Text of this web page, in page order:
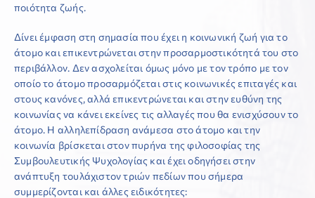
ποιότητα ζωής.
Δίνει έμφαση στη σημασία που έχει η κοινωνική ζωή για το
άτομο και επικεντρώνεται στην προσαρμοστικότητά του στο
περιβάλλον. Δεν ασχολείται όμως μόνο με τον τρόπο με τον
οποίο το άτομο προσαρμόζεται στις κοινωνικές επιταγές και
στους κανόνες, αλλά επικεντρώνεται και στην ευθύνη της
κοινωνίας να κάνει εκείνες τις αλλαγές που θα ενισχύσουν το
άτομο. Η αλληλεπίδραση ανάμεσα στο άτομο και την
κοινωνία βρίσκεται στον πυρήνα της φιλοσοφίας της
Συμβουλευτικής Ψυχολογίας και έχει οδηγήσει στην
ανάπτυξη τουλάχιστον τριών πεδίων που σήμερα
συμμερίζονται και άλλες ειδικότητες: